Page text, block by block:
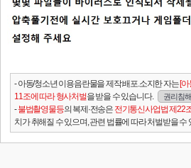
- 아동/청소년 이용음란물을 제작.배포.소지한 자는[아
11조에 따라 형사처벌을 받을 수 있습니다. 권리침
-불법촬영물등의 복제·전송은 전기통신사업법 제22
치가 취해질 수 있으며, 관련 법률에 따라 처벌받을 수